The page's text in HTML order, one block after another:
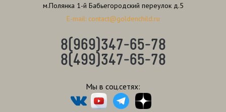
м.Полянка 1-й Бабьегородский переулок д.5
E-mail: contact@goldenchild.ru
8(969)347-65-78
8(499)347-65-78
Мы в соц.сетях: